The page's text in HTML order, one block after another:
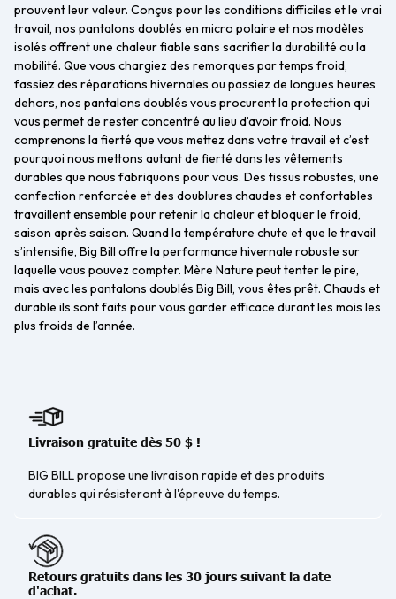
prouvent leur valeur. Conçus pour les conditions difficiles et le vrai
travail, nos pantalons doublés en micro polaire et nos modèles
isolés offrent une chaleur fiable sans sacrifier la durabilité ou la
mobilité. Que vous chargiez des remorques par temps froid,
fassiez des réparations hivernales ou passiez de longues heures
dehors, nos pantalons doublés vous procurent la protection qui
vous permet de rester concentré au lieu d’avoir froid. Nous
comprenons la fierté que vous mettez dans votre travail et c’est
pourquoi nous mettons autant de fierté dans les vêtements
durables que nous fabriquons pour vous. Des tissus robustes, une
confection renforcée et des doublures chaudes et confortables
travaillent ensemble pour retenir la chaleur et bloquer le froid,
saison après saison. Quand la température chute et que le travail
s’intensifie, Big Bill offre la performance hivernale robuste sur
laquelle vous pouvez compter. Mère Nature peut tenter le pire,
mais avec les pantalons doublés Big Bill, vous êtes prêt. Chauds et
durable ils sont faits pour vous garder efficace durant les mois les
plus froids de l’année.
Livraison gratuite dès 50 $ !
BIG BILL propose une livraison rapide et des produits
durables qui résisteront à l'épreuve du temps.
Retours gratuits dans les 30 jours suivant la date
d'achat.